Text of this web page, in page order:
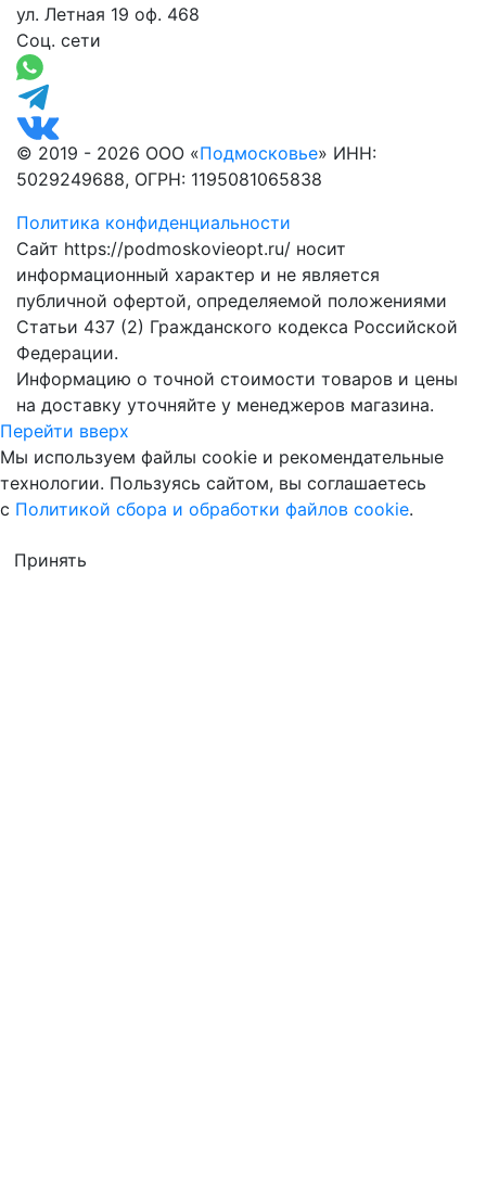
ул. Летная 19 оф. 468
Соц. сети
© 2019 - 2026 ООО «Подмосковье» ИНН:
5029249688, ОГРН: 1195081065838
Политика конфиденциальности
Сайт https://podmoskovieopt.ru/ носит
информационный характер и не является
публичной офертой, определяемой положениями
Статьи 437 (2) Гражданского кодекса Российской
Федерации.
Информацию о точной стоимости товаров и цены
на доставку уточняйте у менеджеров магазина.
Перейти вверх
Мы используем файлы cookie и рекомендательные
технологии. Пользуясь сайтом, вы соглашаетесь
с Политикой сбора и обработки файлов cookie.
Принять